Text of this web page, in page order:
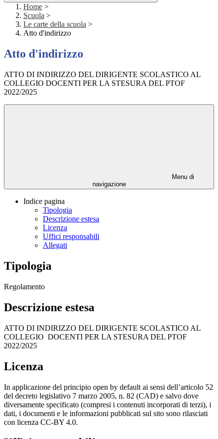
Home >
Scuola >
Le carte della scuola >
Atto d'indirizzo
Atto d'indirizzo
ATTO DI INDIRIZZO DEL DIRIGENTE SCOLASTICO AL
COLLEGIO DOCENTI PER LA STESURA DEL PTOF
2022/2025
Menu di
navigazione
Indice pagina
Tipologia
Descrizione estesa
Licenza
Uffici responsabili
Allegati
Tipologia
Regolamento
Descrizione estesa
ATTO DI INDIRIZZO DEL DIRIGENTE SCOLASTICO AL
COLLEGIO DOCENTI PER LA STESURA DEL PTOF
2022/2025
Licenza
In applicazione del principio open by default ai sensi dell’articolo 52
del decreto legislativo 7 marzo 2005, n. 82 (CAD) e salvo dove
diversamente specificato (compresi i contenuti incorporati di terzi), i
dati, i documenti e le informazioni pubblicati sul sito sono rilasciati
con licenza CC-BY 4.0.